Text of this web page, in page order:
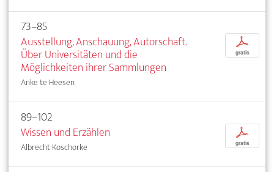
73–85
Ausstellung, Anschauung, Autorschaft.
Über Universitäten und die
Möglichkeiten ihrer Sammlungen
Anke te Heesen
p
gratis
89–102
Wissen und Erzählen
Albrecht Koschorke
p
gratis